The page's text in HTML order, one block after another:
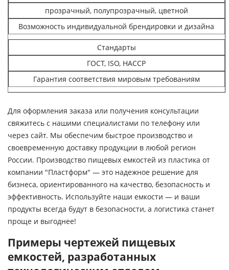
прозрачный, полупрозрачный, цветной
Возможность индивидуальной брендировки и дизайна
Стандарты
ГОСТ, ISO, HACCP
Гарантия соответствия мировым требованиям
Для оформления заказа или получения консультации
свяжитесь с нашими специалистами по телефону или
через сайт. Мы обеспечим быстрое производство и
своевременную доставку продукции в любой регион
России. Производство пищевых емкостей из пластика от
компании "Пластформ" — это надежное решение для
бизнеса, ориентированного на качество, безопасность и
эффективность. Используйте наши емкости — и ваши
продукты всегда будут в безопасности, а логистика станет
проще и выгоднее!
Примеры чертежей пищевых
емкостей, разработанных